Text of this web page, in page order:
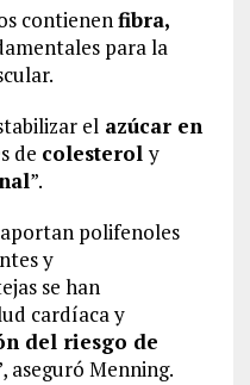
contienenfibra,
para la
elazúcar en
de colesteroly
”.
polifenoles
y
se han
cardíaca y
del riesgo de
aseguró Menning.